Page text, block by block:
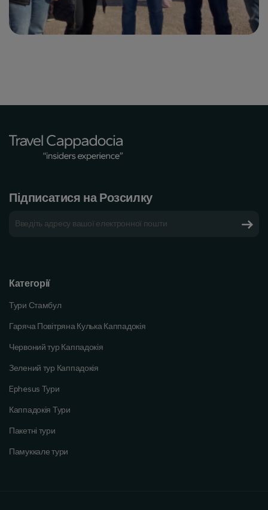
Підписатися на Розсилку
Категорії
Тури Стамбул
Гаряча Повітряна Кулька Каппадокія
Червоний тур Каппадокія
Зелений тур Каппадокія
Ephesus Тури
Каппадокія Тури
Пакетні тури
Памуккале тури